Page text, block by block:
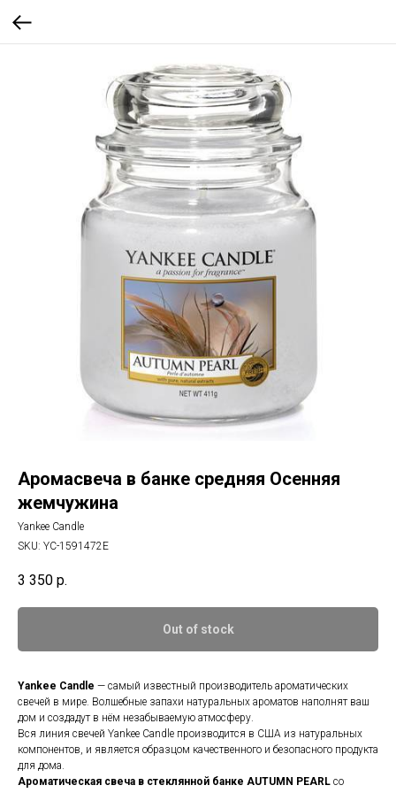
Аромасвеча в банке средняя Осенняя
жемчужина
Yankee Candle
SKU: YC-1591472E
3 350 р.
Out of stock
Yankee Candle — самый известный производитель ароматических
свечей в мире. Волшебные запахи натуральных ароматов наполнят ваш
дом и создадут в нём незабываемую атмосферу.
Вся линия свечей Yankee Candle производится в США из натуральных
компонентов, и является образцом качественного и безопасного продукта
для дома.
Ароматическая свеча в стеклянной банке AUTUMN PEARL со